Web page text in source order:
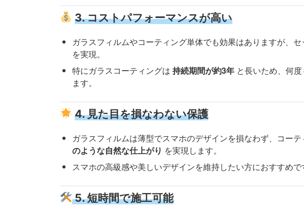
3. コストパフォーマンスが高い
ガラスフィルムやコーティング単体でも効果はありますが、
を実現。
特にガラスコーティングは 持続期間が約3年 と長いため、何
ます。
4. 見た目を損なわない保護
ガラスフィルムは薄型でスマホのデザインを損なわず、コー
のような自然な仕上がり を実現します。
スマホの高級感や美しいデザインを維持したい方におすすめで
5. 短時間で施工可能